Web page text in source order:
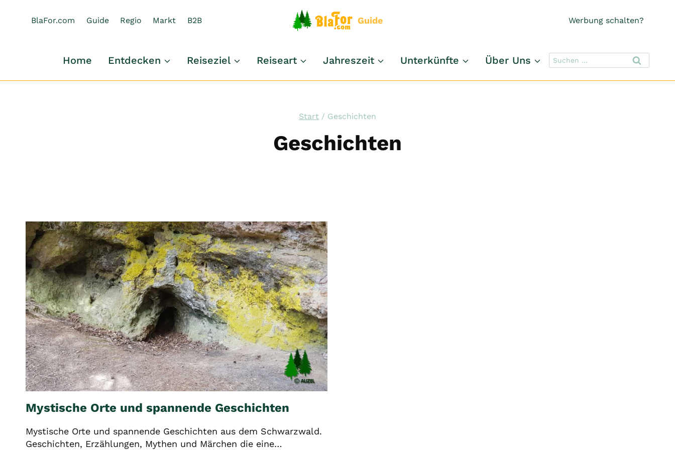
BlaFor.com Guide Regio Markt B2B Guide Werbung schalten?
Home Entdecken Reiseziel Reiseart Jahreszeit Unterkünfte Über Uns
Suchen
nach:
Start / Geschichten
Geschichten
Mystische Orte und spannende Geschichten
Mystische Orte und spannende Geschichten aus dem Schwarzwald.
Geschichten, Erzählungen, Mythen und Märchen die eine…